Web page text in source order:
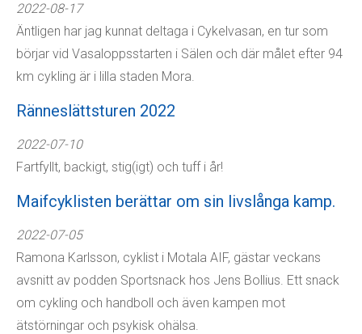
2022-08-17
Äntligen har jag kunnat deltaga i Cykelvasan, en tur som
börjar vid Vasaloppsstarten i Sälen och där målet efter 94
km cykling är i lilla staden Mora.
Ränneslättsturen 2022
2022-07-10
Fartfyllt, backigt, stig(igt) och tuff i år!
Maifcyklisten berättar om sin livslånga kamp.
2022-07-05
Ramona Karlsson, cyklist i Motala AIF, gästar veckans
avsnitt av podden Sportsnack hos Jens Bollius. Ett snack
om cykling och handboll och även kampen mot
ätstörningar och psykisk ohälsa.